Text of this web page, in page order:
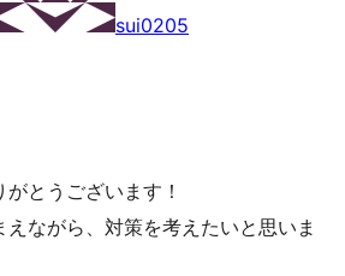
sui0205
とうございます！
えながら、対策を考えたいと思いま